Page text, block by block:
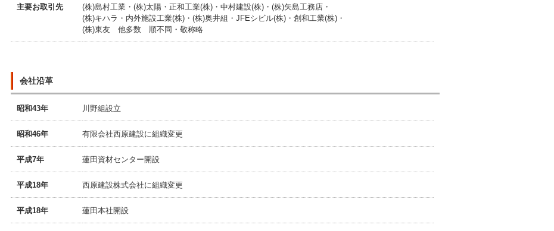
主要お取引先
(株)島村工業・(株)太陽・正和工業(株)・中村建設(株)・(株)矢島工務店・
(株)キハラ・内外施設工業(株)・(株)奥井組・JFEシビル(株)・創和工業(株)・
(株)東友 他多数 順不同・敬称略
会社沿革
昭和43年 川野組設立
昭和46年 有限会社西原建設に組織変更
平成7年 蓮田資材センター開設
平成18年 西原建設株式会社に組織変更
平成18年 蓮田本社開設